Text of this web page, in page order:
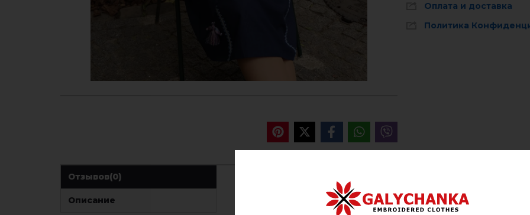
Оплата и доставка
Политика
Отзывов(0)
Описание
ОТЗЫВЫ О ПАПОРОТЬ (